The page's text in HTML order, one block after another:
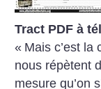
Tract PDF à
« Mais c’est la
nous répètent
mesure qu’on